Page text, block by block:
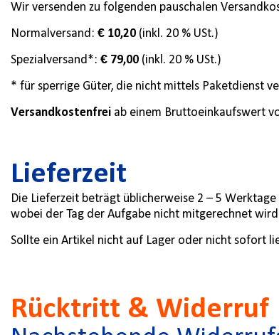
Wir versenden zu folgenden pauschalen
Normalversand: € 10,20 (inkl. 20 % USt.)
Spezialversand*: € 79,00 (inkl. 20 % USt.)
* für sperrige Güter, die nicht mittels Paketdienst
Versandkostenfrei ab einem Bruttoeinkaufswert
Lieferzeit
Die Lieferzeit beträgt üblicherweise 2 – 5
wobei der Tag der Aufgabe nicht mitgerechnet
Sollte ein Artikel nicht auf Lager oder nicht sofort
Rücktritt & Widerruf